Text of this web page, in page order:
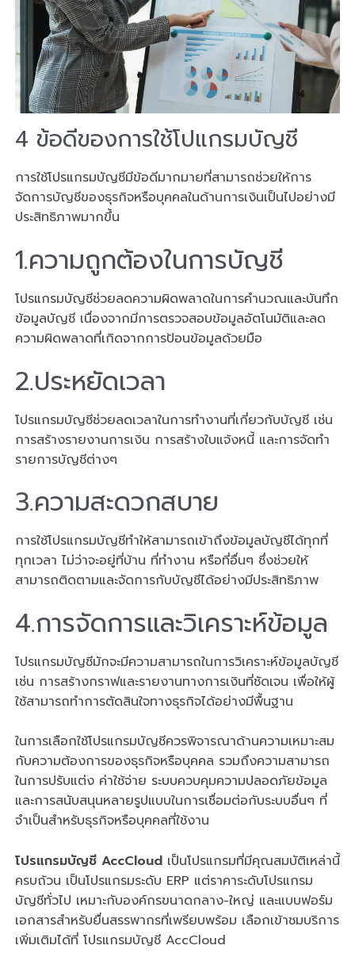
4 ข้อดีของการใช้โปแกรมบัญชี
การใช้โปรแกรมบัญชีมีข้อดีมากมายที่สามารถช่วยให้การ
จัดการบัญชีของธุรกิจหรือบุคคลในด้านการเงินเป็นไปอย่างมี
ประสิทธิภาพมากขึ้น
1.ความถูกต้องในการบัญชี
โปรแกรมบัญชีช่วยลดความผิดพลาดในการคำนวณและบันทึก
ข้อมูลบัญชี เนื่องจากมีการตรวจสอบข้อมูลอัตโนมัติและลด
ความผิดพลาดที่เกิดจากการป้อนข้อมูลด้วยมือ
2.ประหยัดเวลา
โปรแกรมบัญชีช่วยลดเวลาในการทำงานที่เกี่ยวกับบัญชี เช่น
การสร้างรายงานการเงิน การสร้างใบแจ้งหนี้ และการจัดทำ
รายการบัญชีต่างๆ
3.ความสะดวกสบาย
การใช้โปรแกรมบัญชีทำให้สามารถเข้าถึงข้อมูลบัญชีได้ทุกที่
ทุกเวลา ไม่ว่าจะอยู่ที่บ้าน ที่ทำงาน หรือที่อื่นๆ ซึ่งช่วยให้
สามารถติดตามและจัดการกับบัญชีได้อย่างมีประสิทธิภาพ
4.การจัดการและวิเคราะห์ข้อมูล
โปรแกรมบัญชีมักจะมีความสามารถในการวิเคราะห์ข้อมูลบัญชี
เช่น การสร้างกราฟและรายงานทางการเงินที่ชัดเจน เพื่อให้ผู้
ใช้สามารถทำการตัดสินใจทางธุรกิจได้อย่างมีพื้นฐาน
ในการเลือกใช้โปรแกรมบัญชีควรพิจารณาด้านความเหมาะสม
กับความต้องการของธุรกิจหรือบุคคล รวมถึงความสามารถ
ในการปรับแต่ง ค่าใช้จ่าย ระบบควบคุมความปลอดภัยข้อมูล
และการสนับสนุนหลายรูปแบบในการเชื่อมต่อกับระบบอื่นๆ ที่
จำเป็นสำหรับธุรกิจหรือบุคคลที่ใช้งาน
โปรแกรมบัญชี AccCloudเป็นโปรแกรมที่มีคุณสมบัติเหล่านี้
ครบถ้วน เป็นโปรแกรมระดับ ERP แต่ราคาระดับโปรแกรม
บัญชีทั่วไป เหมาะกับองค์กรขนาดกลาง-ใหญ่ และแบบฟอร์ม
เอกสารสำหรับยื่นสรรพากรที่เพรียบพร้อม เลือกเข้าชมบริการ
เพิ่มเติมได้ที่ โปรแกรมบัญชี AccCloud